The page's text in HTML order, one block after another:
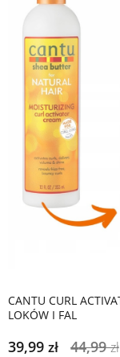
CANTU CURL
LOKÓW I FAL
39,99 zł 44,99zł